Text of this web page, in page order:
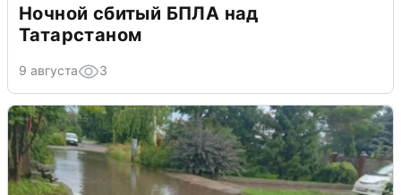
Ночной сбитый БПЛА над
Татарстаном
9 августа 3